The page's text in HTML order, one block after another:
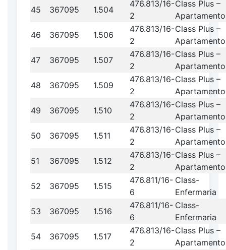
45 367095 1.504
476.813/16-
2
Class Plus –
Apartamento
46
367095 1.506
476.813/16-
2
Class Plus –
Apartamento
47
367095 1.507
476.813/16-
2
Class Plus –
Apartamento
48
367095 1.509
476.813/16-
2
Class Plus –
Apartamento
49
367095 1.510
476.813/16-
2
Class Plus –
Apartamento
50
367095 1.511
476.813/16-
2
Class Plus –
Apartamento
51
367095 1.512
476.813/16-
2
Class Plus –
Apartamento
52
367095 1.515
476.811/16-
6
Class-
Enfermaria
53
367095 1.516
476.811/16-
6
Class-
Enfermaria
54
367095 1.517
476.813/16-
2
Class Plus –
Apartamento